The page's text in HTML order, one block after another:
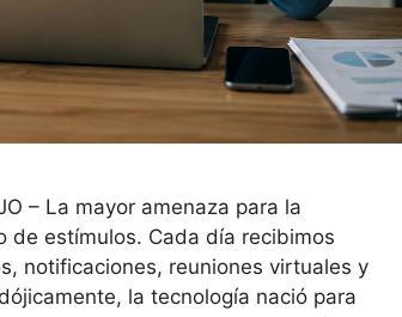
– La mayor amenaza para la
de estímulos. Cada día recibimos
notificaciones, reuniones virtuales y
la tecnología nació para